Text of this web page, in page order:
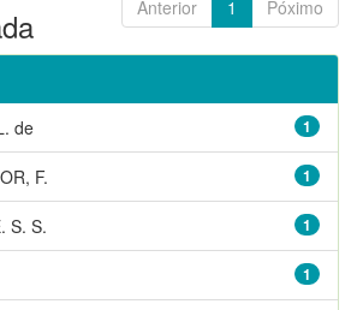
Anterior 1 Póximo
1
de
1
F.
1
S. S.
1